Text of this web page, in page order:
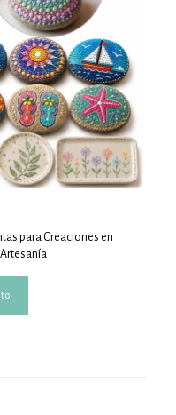
para Creaciones en